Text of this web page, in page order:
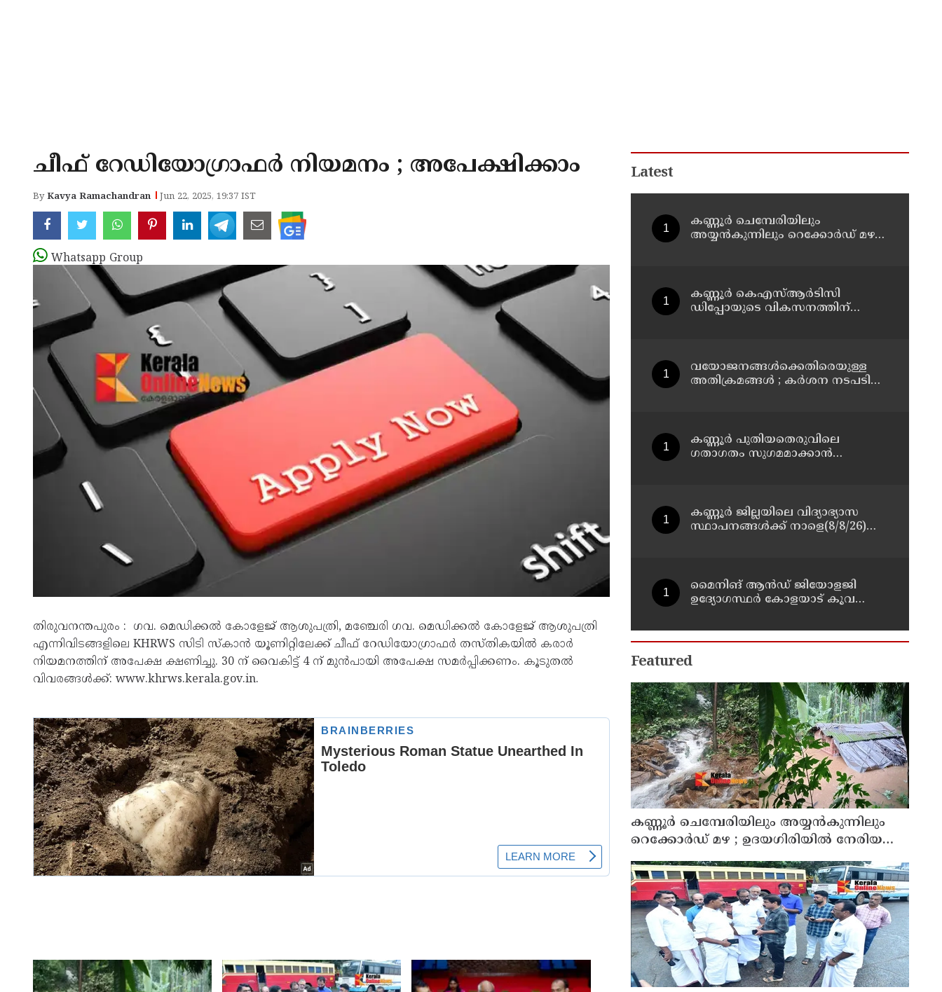
ചീഫ് റേഡിയോഗ്രാഫ‍‌ര്‍ നിയമനം ; അപേക്ഷിക്കാം
ByKavya Ramachandran Jun 22, 2025, 19:37 IST
Whatsapp Group
തിരുവനന്തപുരം : ഗവ. മെഡിക്കല്‍ കോളേജ് ആശുപത്രി, മഞ്ചേരി ഗവ. മെഡിക്കല്‍‌ കോളേജ് ആശുപത്രി
എന്നിവിടങ്ങളിലെ KHRWS സിടി സ്കാന്‍ യൂണിറ്റിലേക്ക് ചീഫ് റേഡിയോഗ്രാഫര്‍ തസ്തികയില്‍ കരാര്‍
നിയമനത്തിന് അപേക്ഷ ക്ഷണിച്ചു. 30 ന് വൈകിട്ട് 4 ന് മുന്‍പായി അപേക്ഷ സമ‍ര്‍പ്പിക്കണം. കൂടുതല്‍
വിവരങ്ങള്‍ക്ക്: www.khrws.kerala.gov.in.
Latest
കണ്ണൂർ ചെമ്പേരിയിലും
അയ്യൻകുന്നിലും റെക്കോർഡ് മഴ ;
കണ്ണൂർ കെഎസ്ആർടിസി
ഡിപ്പോയുടെ വികസനത്തിന്
വയോജനങ്ങൾക്കെതിരെയുള്ള
അതിക്രമങ്ങൾ ; കർശന നടപടി
കണ്ണൂർ പുതിയതെരുവിലെ
ഗതാഗതം സുഗമമാക്കാന്‍
കണ്ണൂർ ജില്ലയിലെ വിദ്യാഭ്യാസ
സ്ഥാപനങ്ങള്‍ക്ക് നാളെ(8/8/26)
മൈനിങ് ആൻഡ്​ ജിയോളജി
ഉദ്യോഗസ്ഥർ കോളയാട് കൂവ
Featured
കണ്ണൂർ ചെമ്പേരിയിലും അയ്യൻകുന്നിലും
റെക്കോർഡ് മഴ ; ഉദയഗിരിയിൽ നേരിയ
ഉരുൾപൊട്ടൽ; 13 പേരെ ക്യാമ്പിലേക്ക് മാറ്റി